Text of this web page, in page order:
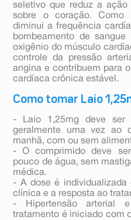
seletivo que reduz a ação
sobre o coração. Como
diminui a frequência
bombeamento de
oxigênio do músculo
controle da pressão
angina e contribuem para
cardíaca crônica estável.
Como tomar Laio
- Laio 1,25mg deve ser
geralmente uma vez ao
manhã, com ou sem
- O comprimido deve
pouco de água, sem
médica.
- A dose é
clínica e a resposta ao
- Hipertensão arterial
tratamento é iniciado com